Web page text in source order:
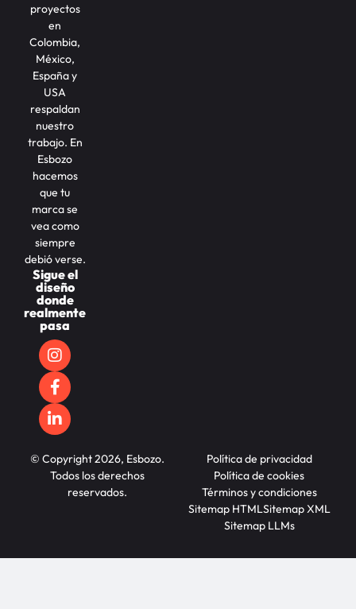
proyectos
en
Colombia,
México,
España y
USA
respaldan
nuestro
trabajo. En
Esbozo
hacemos
que tu
marca se
vea como
siempre
debió verse.
Sigue el
diseño
donde
realmente
pasa
© Copyright 2026, Esbozo.
Todos los derechos
reservados.
Política de privacidad
Política de cookies
Términos y condiciones
Sitemap HTMLSitemap XML
Sitemap LLMs